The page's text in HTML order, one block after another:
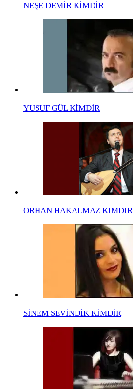
NEŞE DEMİR KİMDİR
YUSUF GÜL KİMDİR
ORHAN HAKALMAZ KİMDİR
SİNEM SEVİNDİK KİMDİR